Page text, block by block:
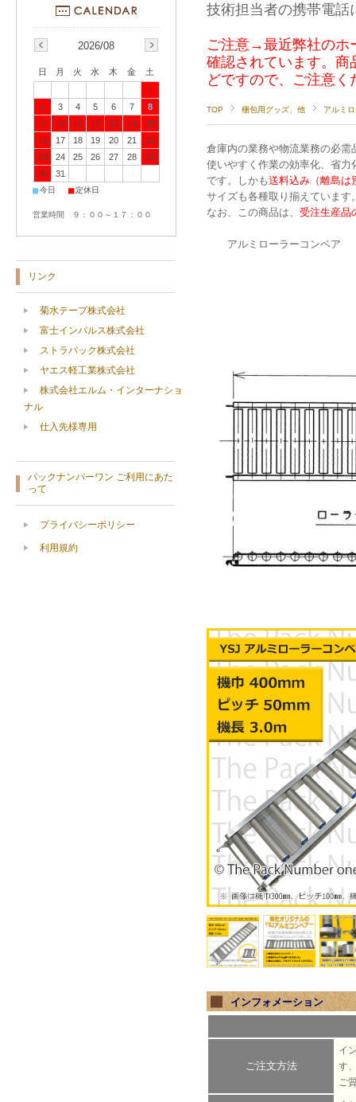
技術担当者の携帯電話
ご注意→最近弊社のホ
確認されています。商
どですので、ご注意
TOP 梱包用グッズ、他 アルミ
倉庫内の業務や物流業務の必
使いやすく作業の効率化、省
です。しかも送料込み（離島は
サイズも各種取り揃えています
なお、この商品は、 受注生産品
アルミローラーコンベ
インフォメーション
ご注文方法
イ
す
ご
2026/08
日 月 火 水 木 金
土
1
2
3 4 5 6 7
8
9
10 11 12 13 14
15
16
17 18 19 20 21
22
23
24 25 26 27 28
29
30
31
■今日 ■定休日
営業時間 ９：００～１７：００
リンク
菊水テープ株式会社
富士インパルス株式会社
ストラパック株式会社
ヤエス軽工業株式会社
株式会社エルム・インターナショ
ナル
仕入先様専用
パックナンバーワン ご利用にあた
って
プライバシーポリシー
利用規約